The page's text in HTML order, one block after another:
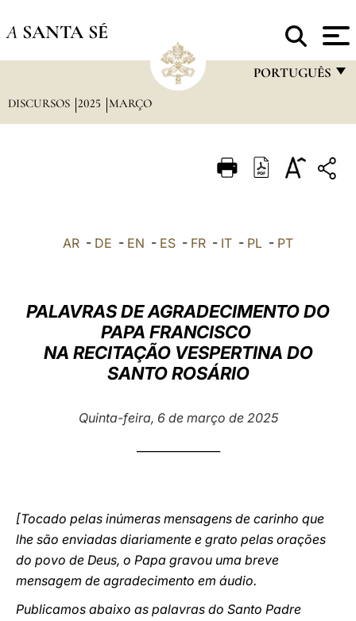
A SANTA SÉ
PORTUGUÊS
ITALIANO
العربيّة
中文
DISCURSOS 2025 MARÇO
AR - DE - EN - ES - FR - IT - PL - PT
PALAVRAS DE AGRADECIMENTO DO
PAPA FRANCISCO
NA RECITAÇÃO VESPERTINA DO
SANTO ROSÁRIO
Quinta-feira, 6 de março de 2025
[Tocado pelas inúmeras mensagens de carinho que
lhe são enviadas diariamente e grato pelas orações
do povo de Deus, o Papa gravou uma breve
mensagem de agradecimento em áudio.
Publicamos abaixo as palavras do Santo Padre